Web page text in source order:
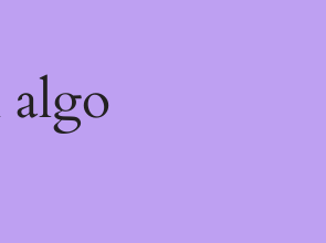
algo